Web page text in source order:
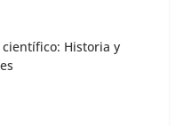
científico: Historia y